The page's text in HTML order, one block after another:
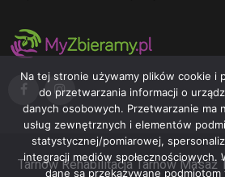
Tarnów Rehabilitacja Tarnów Masaż
Na tej stronie używamy plików cookie i
do przetwarzania informacji o
danych osobowych. Przetwarzanie ma
usług zewnętrznych i elementów
statystycznej/pomiarowej,
integracji mediów społecznościowych.
dane są przekazywane